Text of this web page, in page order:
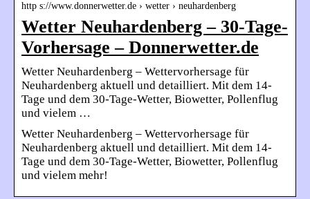
http s://www.donnerwetter.de › wetter › neuhardenberg
Wetter Neuhardenberg – 30-Tage-
Vorhersage – Donnerwetter.de
Wetter Neuhardenberg – Wettervorhersage für
Neuhardenberg aktuell und detailliert. Mit dem 14-
Tage und dem 30-Tage-Wetter, Biowetter, Pollenflug
und vielem …
Wetter Neuhardenberg – Wettervorhersage für
Neuhardenberg aktuell und detailliert. Mit dem 14-
Tage und dem 30-Tage-Wetter, Biowetter, Pollenflug
und vielem mehr!